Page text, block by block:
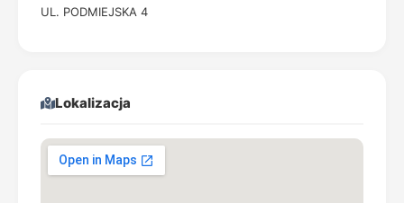
UL. PODMIEJSKA 4
Lokalizacja